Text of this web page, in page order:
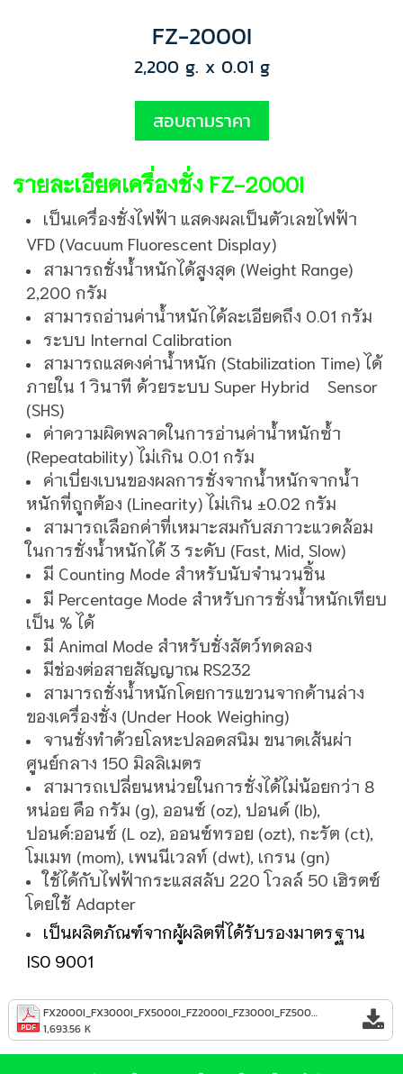
FZ-2000I
2,200 g. x 0.01 g
สอบถามราคา
รายละเอียดเครื่องชั่ง FZ-2000I
เป็นเครื่องชั่งไฟฟ้า แสดงผลเป็นตัวเลขไฟฟ้า
VFD (Vacuum Fluorescent Display)
สามารถชั่งน้ำหนักได้สูงสุด (Weight Range)
2,200 กรัม
สามารถอ่านค่าน้ำหนักได้ละเอียดถึง 0.01 กรัม
ระบบ Internal Calibration
สามารถแสดงค่าน้ำหนัก (Stabilization Time) ได้
ภายใน 1 วินาที ด้วยระบบ Super Hybrid Sensor
(SHS)
ค่าความผิดพลาดในการอ่านค่าน้ำหนักซ้ำ
(Repeatability) ไม่เกิน 0.01 กรัม
ค่าเบี่ยงเบนของผลการชั่งจากน้ำหนักจากน้ำ
หนักที่ถูกต้อง (Linearity) ไม่เกิน ±0.02 กรัม
สามารถเลือกค่าที่เหมาะสมกับสภาวะแวดล้อม
ในการชั่งน้ำหนักได้ 3 ระดับ (Fast, Mid, Slow)
มี Counting Mode สำหรับนับจำนวนชิ้น
มี Percentage Mode สำหรับการชั่งน้ำหนักเทียบ
เป็น % ได้
มี Animal Mode สำหรับชั่งสัตว์ทดลอง
มีช่องต่อสายสัญญาณ RS232
สามารถชั่งน้ำหนักโดยการแขวนจากด้านล่าง
ของเครื่องชั่ง (Under Hook Weighing)
จานชั่งทำด้วยโลหะปลอดสนิม ขนาดเส้นผ่า
ศูนย์กลาง 150 มิลลิเมตร
สามารถเปลี่ยนหน่วยในการชั่งได้ไม่น้อยกว่า 8
หน่อย คือ กรัม (g), ออนซ์ (oz), ปอนด์ (lb),
ปอนด์:ออนซ์ (L oz), ออนซ์ทรอย (ozt), กะรัต (ct),
โมเมท (mom), เพนนีเวลท์ (dwt), เกรน (gn)
ใช้ได้กับไฟฟ้ากระแสสลับ 220 โวลล์ 50 เฮิรตซ์
โดยใช้ Adapter
เป็นผลิตภัณฑ์จากผู้ผลิตที่ได้รับรองมาตรฐาน
ISO 9001
FX2000I_FX3000I_FX5000I_FZ2000I_FZ3000I_FZ5000I_FXFZ-I_Series.pdf
1,693.56 K